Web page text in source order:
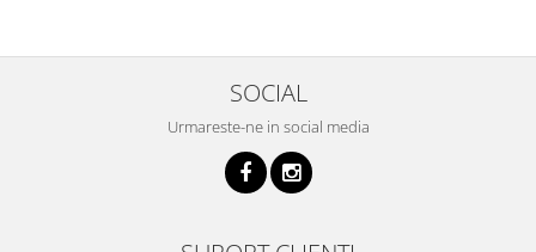
SOCIAL
Urmareste-ne in social media